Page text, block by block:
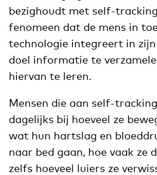
bezighoudt met self-
fenomeen dat de mens in
technologie integreert in
doel informatie te
hiervan te leren.
Mensen die aan self-
dagelijks bij hoeveel ze
wat hun hartslag en
naar bed gaan, hoe vaak ze
zelfs hoeveel luiers ze